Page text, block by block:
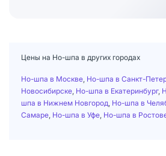
Цены на Но-шпа в других городах
Но-шпа в Москве Но-шпа в Санкт-
Новосибирске Но-шпа в Екатеринбург,
шпа в Нижнем Новгород Но-шпа в
Самаре Но-шпа в Уфе Но-шпа в